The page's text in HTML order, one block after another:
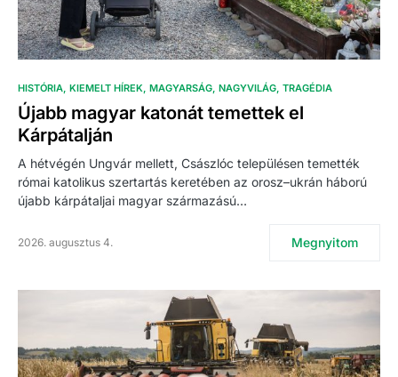
HISTÓRIA KIEMELT HÍREK MAGYARSÁG NAGYVILÁG TRAGÉDIA
Újabb magyar katonát temettek el
Kárpátalján
A hétvégén Ungvár mellett, Császlóc településen temették
római katolikus szertartás keretében az orosz–ukrán háború
újabb kárpátaljai magyar származású…
2026. augusztus 4. Megnyitom